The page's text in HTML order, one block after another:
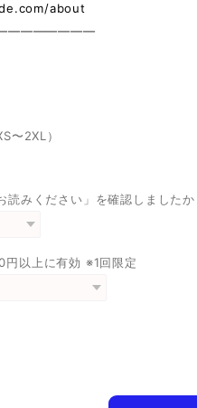
about
〜2XL）
読みください」を確認しましたか
以上に有効 ※1回限定